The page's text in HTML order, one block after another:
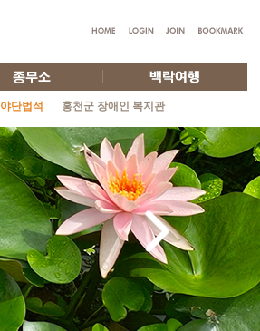
야단법석 홍천군 장애인 복지관